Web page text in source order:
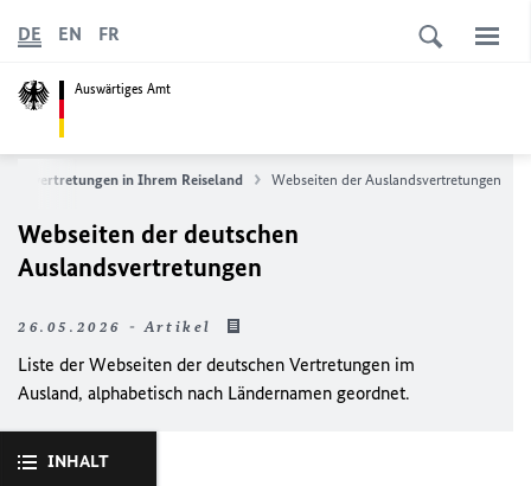
Auswärtiges Amt
DE EN FR
in Ihrem Reiseland Webseiten der Auslandsvertretungen
Webseiten der deutschen
Auslandsvertretungen
26.05.2026 - Artikel
Liste der Webseiten der deutschen Vertretungen im
Ausland, alphabetisch nach Ländernamen geordnet.
INHALT